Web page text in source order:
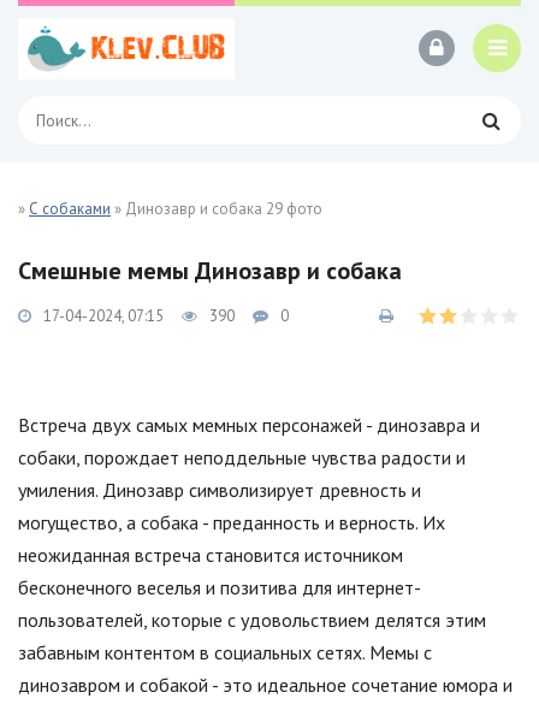
» С собаками » Динозавр и собака 29 фото
Смешные мемы Динозавр и собака
17-04-2024, 07:15 390 0
Встреча двух самых мемных персонажей - динозавра и
собаки, порождает неподдельные чувства радости и
умиления. Динозавр символизирует древность и
могущество, а собака - преданность и верность. Их
неожиданная встреча становится источником
бесконечного веселья и позитива для интернет-
пользователей, которые с удовольствием делятся этим
забавным контентом в социальных сетях. Мемы с
динозавром и собакой - это идеальное сочетание юмора и